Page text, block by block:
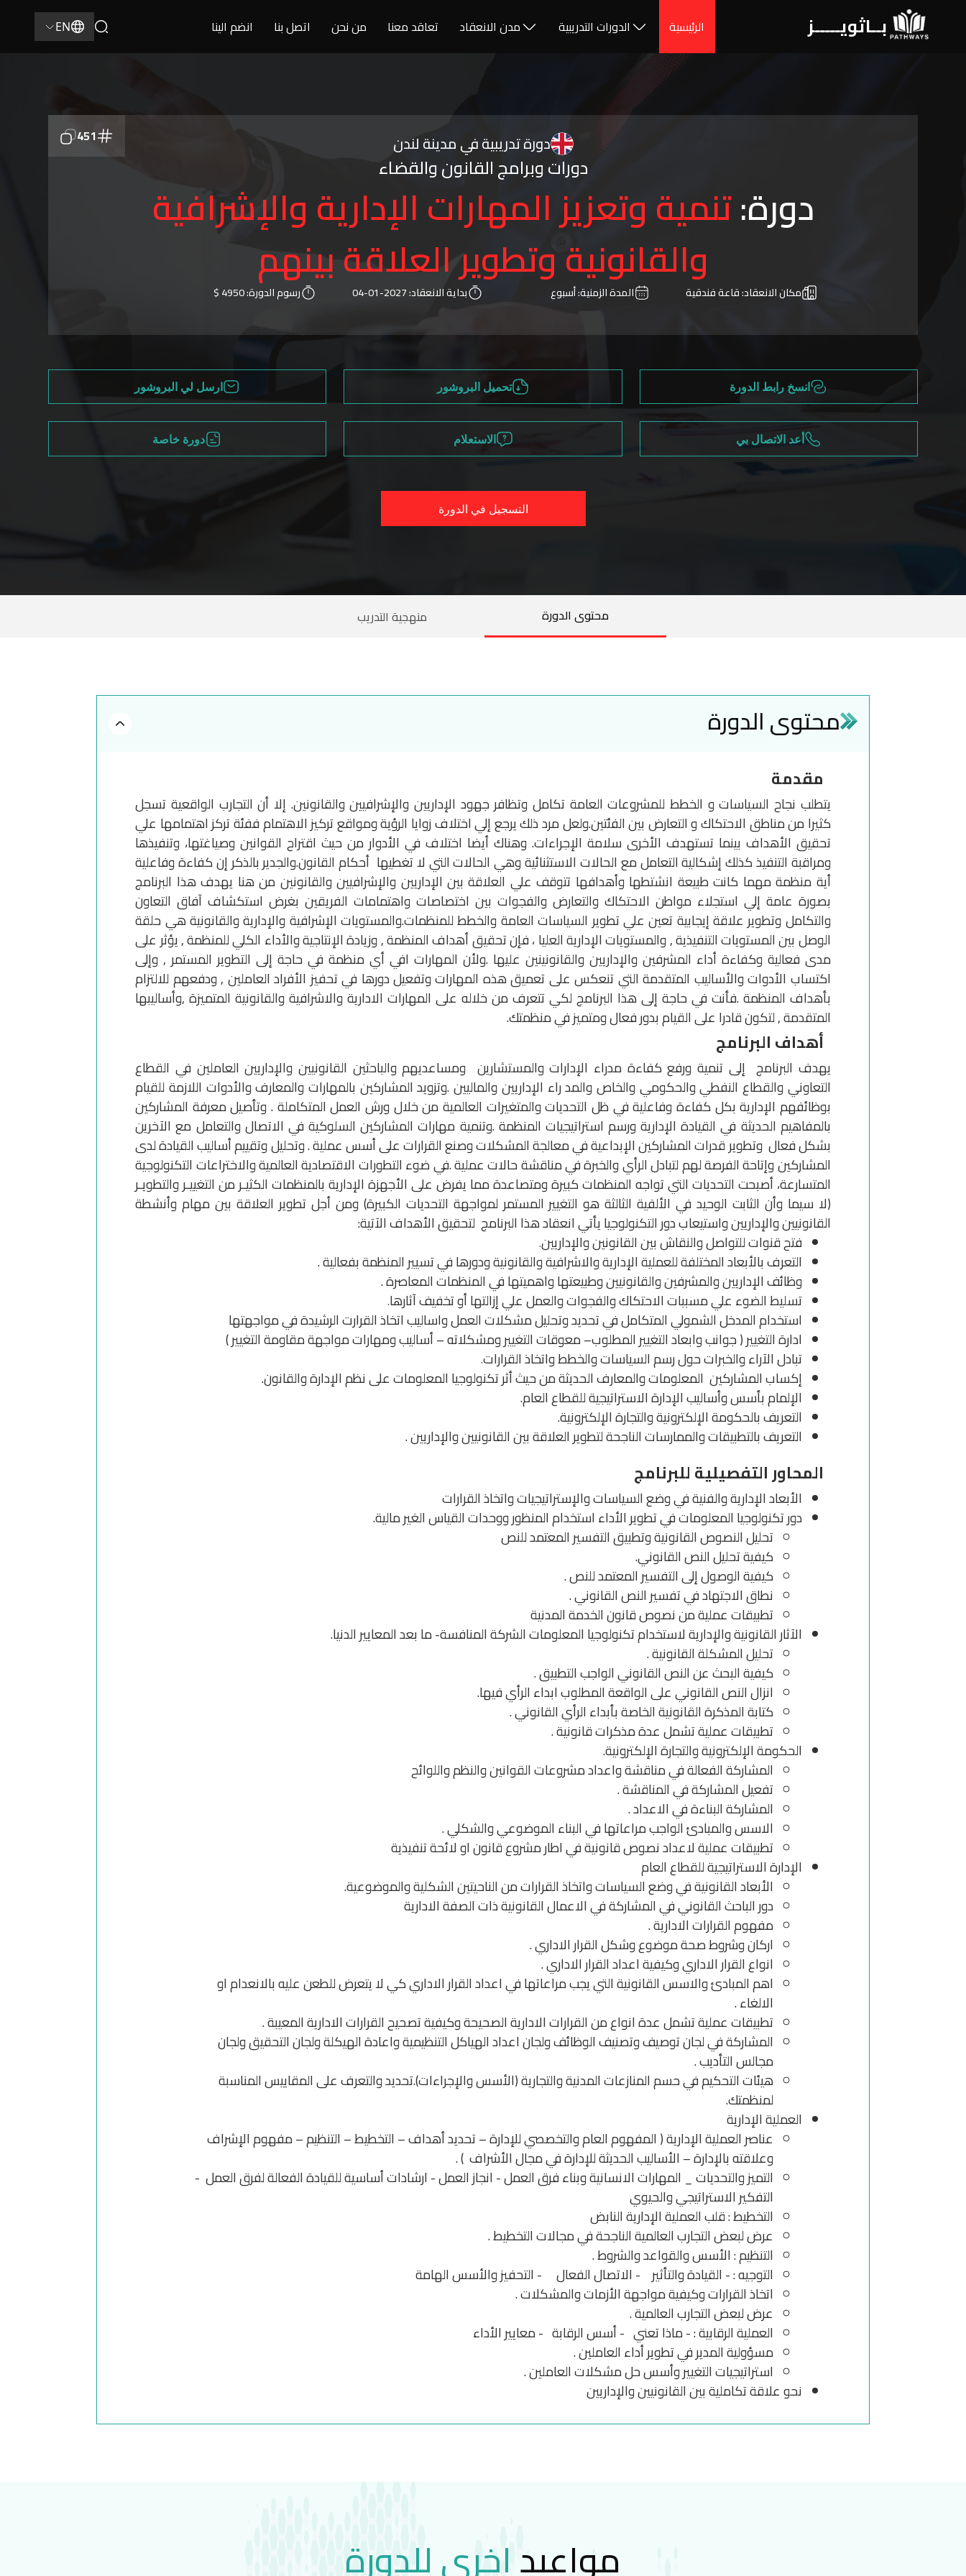
بــاثويـــــز الرئيسية الدورات التدريبية مدن الانعقاد تعاقد معنا من نحن اتصل بنا انضم الينا EN
451 دورة تدريبية في مدينة لندن
دورات وبرامج القانون والقضاء
دورة:تنمية وتعزيز المهارات الإدارية والإشرافية
والقانونية وتطوير العلاقة بينهم
مكان الانعقاد:قاعة فندقية المدة الزمنية:أسبوع بداية الانعقاد:2027-01-04 رسوم الدورة:4950 $
انسخ رابط الدورة تحميل البروشور ارسل لي البروشور
أعد الاتصال بي الاستعلام دورة خاصة
التسجيل في الدورة
محتوى الدورة منهجية التدريب
محتوى الدورة
مقدمة
يتطلب نجاح السياسات و الخطط للمشروعات العامة تكامل وتظافر جهود الإداريين والإشرافيين والقانونين. إلا أن التجارب الواقعية تسجل
كثيرا من مناطق الاحتكاك و التعارض بين الفئتين.ولعل مرد ذلك يرجع إلي اختلاف زوايا الرؤية ومواقع تركيز الاهتمام ففئة تركز اهتمامها علي
تحقيق الأهداف بينما تستهدف الأخرى سلامة الإجراءات. وهناك أيضا اختلاف في الأدوار من حيث اقتراح القوانين وصياغتها، وتنفيذها
ومراقبة التنفيذ كذلك إشكالية التعامل مع الحالات الاستثنائية وهي الحالات التي لا تغطيها أحكام القانون.والجدير بالذكر إن كفاءة وفاعلية
أية منظمة مهما كانت طبيعة انشتطها وأهدافها تتوقف علي العلاقة بين الإداريين والإشرافيين والقانونين من هنا يهدف هذا البرنامج
بصورة عامة إلي استجلاء مواطن الاحتكاك والتعارض والفجوات بين اختصاصات واهتمامات الفريقين بغرض استكشاف آفاق التعاون
والتكامل وتطوير علاقة إيجابية تعين علي تطوير السياسات العامة والخطط للمنظمات.والمستويات الإشرافية والإدارية والقانونية هي حلقة
الوصل بين المستويات التنفيذية , والمستويات الإدارية العليا ، فإن تحقيق أهداف المنظمة , وزيادة الإنتاجية والأداء الكلي للمنظمة , يؤثر على
مدى فعالية وكفاءة أداء المشرفين والإداريين والقانونينين عليها .ولأن المهارات افي أي منظمة في حاجة إلى التطوير المستمر , وإلى
اكتساب الأدوات والأساليب المتقدمة التي تنعكس على تعميق هذه المهارات وتفعيل دورها في تحفيز الأفراد العاملين , ودفعهم للالتزام
بأهداف المنظمة .فأنت في حاجة إلى هذا البرنامج لكي تتعرف من خلاله على المهارات الادارية والاشرافية والقانونية المتميزة ,وأساليبها
المتقدمة , لتكون قادرا على القيام بدور فعال ومتميز في منظمتك.
أهداف البرنامج
يهدف البرنامج إلى تنمية ورفع كفاءة مدراء الإدارات والمستشارين ومساعديهم والباحثين القانونيين والإداريين العاملين في القطاع
التعاوني والقطاع النفطي والحكومي والخاص والمد راء الإداريين والماليين .وتزويد المشاركين بالمهارات والمعارف والأدوات اللازمة للقيام
بوظائفهم الإدارية بكل كفاءة وفاعلية في ظل التحديات والمتغيرات العالمية من خلال ورش العمل المتكاملة . وتأصيل معرفة المشاركين
بالمفاهيم الحديثة في القيادة الإدارية ورسم استراتيجيات المنظمة .وتنمية مهارات المشاركين السلوكية في الاتصال والتعامل مع الآخرين
بشكل فعال وتطوير قدرات المشاركين الإبداعية في معالجة المشكلات وصنع القرارات على أسس عملية . وتحليل وتقييم أساليب القيادة لدى
المشاركين وإتاحة الفرصة لهم لتبادل الرأي والخبرة في مناقشة حالات عملية .في ضوء التطورات الاقتصادية العالمية والاختراعات التكنولوجية
المتسارعة، أصبحت التحديات التي تواجه المنظمات كبيرة ومتصاعدة مما يفرض على الأجهزة الإدارية بالمنظمات الكثيـر من التغييـر والتطويـر
(لا سيما وأن الثابت الوحيد في الألفية الثالثة هو التغيير المستمر لمواجهة التحديات الكبيرة) ومن أجل تطوير العلاقة بين مهام وأنشطة
القانونيين والإداريين واستيعاب دور التكنولوجيا يأتي انعقاد هذا البرنامج لتحقيق الأهداف الآتية:
فتح قنوات للتواصل والنقاش بين القانونين والإداريين.
التعرف بالأبعاد المختلفة للعملية الإدارية والاشرافية والقانونية ودورها في تسيير المنظمة بفعالية .
وظائف الإداريين والمشرفين والقانونيين وطبيعتها واهميتها في المنظمات المعاصرة .
تسليط الضوء علي مسببات الاحتكاك والفجوات والعمل علي إزالتها أو تخفيف آثارها.
استخدام المدخل الشمولي المتكامل في تحديد وتحليل مشكلات العمل واساليب اتخاذ القرارت الرشيدة في مواجهتها
ادارة التغيير ( جوانب وابعاد التغيير المطلوب– معوقات التغيير ومشكلاته – أساليب ومهارات مواجهة مقاومة التغيير )
تبادل الآراء والخبرات حول رسم السياسات والخطط واتخاذ القرارات.
إكساب المشاركين المعلومات والمعارف الحديثة من حيث أثر تكنولوجيا المعلومات على نظم الإدارة والقانون.
الإلمام بأسس وأساليب الإدارة الاستراتيجية للقطاع العام.
التعريف بالحكومة الإلكترونية والتجارة الإلكترونية.
التعريف بالتطبيقات والممارسات الناجحة لتطوير العلاقة بين القانونيين والإداريين .
المحاور التفصيلية للبرنامج
الأبعاد الإدارية والفنية في وضع السياسات والإستراتيجيات واتخاذ القرارات
دور تكنولوجيا المعلومات في تطوير الأداء استخدام المنظور ووحدات القياس الغير مالية.
تحليل النصوص القانونية وتطبيق التفسير المعتمد للنص
كيفية تحليل النص القانوني.
كيفية الوصول إلى التفسير المعتمد للنص .
نطاق الاجتهاد في تفسير النص القانوني .
تطبيقات عملية من نصوص قانون الخدمة المدنية
الآثار القانونية والإدارية لاستخدام تكنولوجيا المعلومات الشركة المنافسة- ما بعد المعايير الدنيا.
تحليل المشكلة القانونية .
كيفية البحث عن النص القانوني الواجب التطبيق .
انزال النص القانوني على الواقعة المطلوب ابداء الرأي فيها.
كتابة المذكرة القانونية الخاصة بأبداء الرأي القانوني .
تطبيقات عملية تشمل عدة مذكرات قانونية .
الحكومة الإلكترونية والتجارة الإلكترونية.
المشاركة الفعالة في مناقشة واعداد مشروعات القوانين والنظم واللوائح
تفعيل المشاركة في المناقشة .
المشاركة البناءة في الاعداد .
الاسس والمبادئ الواجب مراعاتها في البناء الموضوعي والشكلي .
تطبيقات عملية لاعداد نصوص قانونية في اطار مشروع قانون او لائحة تنفيذية
الإدارة الاستراتيجية للقطاع العام
الأبعاد القانونية في وضع السياسات واتخاذ القرارات من الناحيتين الشكلية والموضوعية.
دور الباحث القانوني في المشاركة في الاعمال القانونية ذات الصفة الادارية
مفهوم القرارات الادارية .
اركان وشروط صحة موضوع وشكل القرار الاداري .
انواع القرار الاداري وكيفية اعداد القرار الاداري .
اهم المبادئ والاسس القانونية التي يجب مراعاتها في اعداد القرار الاداري كي لا يتعرض للطعن عليه بالانعدام او
الالغاء .
تطبيقات عملية تشمل عدة انواع من القرارات الادارية الصحيحة وكيفية تصحيح القرارات الادارية المعيبة .
المشاركة في لجان توصيف وتصنيف الوظائف ولجان اعداد الهياكل التنظيمية واعادة الهيكلة ولجان التحقيق ولجان
مجالس التأديب .
هيئات التحكيم في حسم المنازعات المدنية والتجارية (الأسس والإجراءات).تحديد والتعرف على المقاييس المناسبة
لمنظمتك.
العملية الإدارية
عناصر العملية الإدارية ( المفهوم العام والتخصصي للإدارة – تحديد أهداف – التخطيط – التنظيم – مفهوم الإشراف
وعلاقته بالإدارة – الأساليب الحديثة للإدارة في مجال الأشراف ) .
التميز والتحديات _ المهارات الانسانية وبناء فرق العمل - انجاز العمل - ارشادات أساسية للقيادة الفعالة لفرق العمل -
التفكير الاستراتيجي والحيوي​
التخطيط : قلب العملية الإدارية النابض
عرض لبعض التجارب العالمية الناجحة في مجالات التخطيط .
التنظيم : الأسس والقواعد والشروط .
التوجيه : - القيادة والتأثير - الاتصال الفعال - التحفيز والأسس الهامة
اتخاذ القرارات وكيفية مواجهة الأزمات والمشكلات .
عرض لبعض التجارب العالمية .
العملية الرقابية : - ماذا تعني - أسس الرقابة - معايير الأداء
مسؤولية المدير في تطوير أداء العاملين .
استراتيجيات التغيير وأسس حل مشكلات العاملين .
نحو علاقة تكاملية بين القانونيين والإداريين
مواعيداخرى للدورة